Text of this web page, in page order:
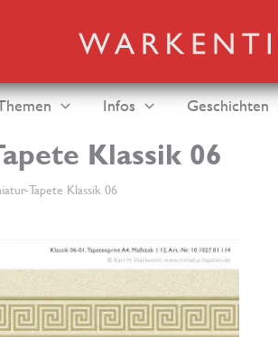
Infos Geschichten
Klassik 06
Tapete Klassik 06